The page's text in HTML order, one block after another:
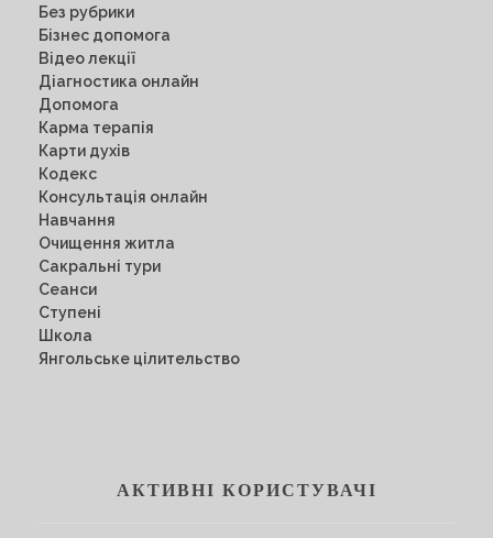
Без рубрики
Бізнес допомога
Відео лекції
Діагностика онлайн
Допомога
Карма терапія
Карти духів
Кодекс
Консультація онлайн
Навчання
Очищення житла
Сакральні тури
Сеанси
Ступені
Школа
Янгольське цілительство
АКТИВНІ КОРИСТУВАЧІ